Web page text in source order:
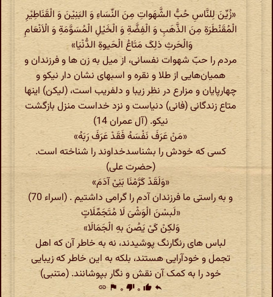
«زُیِّنَ لِلنَّاسِ حُبُّ الشَّهَواتِ مِنَ النِّسَاءِ وَ البَنِیْنَ وَ الْقَنَاطِیْرِ
الْمُقَنْطَرَةِ مِنَ الذَّهَبِ وَ الْفِضَّةِ وَ الْخَیْلِ الْمُسَوَّمَةِ وَ الْاَنْعَامِ
وَالْحَرثِ ذلِکَ مَتَاعُ الْحَیوةِ الدُّنْیَا»
مردم را حبّ شهوات نفسانی، از میل به زن ها و فرزندان و
همیان‌هایی از طلا و نقره و اسبهای نشان دار نیکو و
چهارپایان و مزارع در نظر زیبا و دلفریب است، (لیکن) اینها
متاع زندگانی (فانی) دنیاست و نزد خداست منزل بازگشت
نیکو. (آل عمران 14)
«مَنْ عَرَفَ نَفْسَهُ فَقَدْ عَرَفَ رَبَهُ»
کسی که خودش را بشناسدخداوند را شناخته است.
(حضرت علی)
«وَلَقَدْ کَرَّمْنَا بَنِیْ آدَمَ»
و به راستی ما فرزندان آدم را گرامی داشتیم . (اسراء 70)
«لَبسْنَ الْوَشْیَ لَا مُتَجَمِّلَاتٍ
وَلکِنْ کَیْ یَصُنَ بهِ الْجَمَالَا»
لباس های رنگارنگ پوشیدند، نه به خاطر آن که اهل
تجمل و خودآرایی هستند، بلکه به این خاطر که زیبایی
خود را به کمک آن نقش و نگار بپوشانند. (متنبی)
reply
thumb_up ۰ thumb_down ۰ flag
link